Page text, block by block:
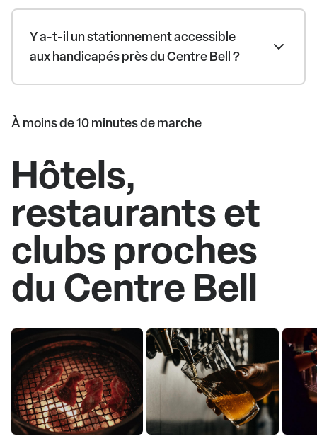
Y a-t-il un stationnement accessible
aux handicapés près du Centre Bell ?
À moins de 10 minutes de marche
Hôtels,
restaurants et
clubs proches
du Centre Bell